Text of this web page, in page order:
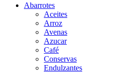
Abarrotes
Aceites
Arroz
Avenas
Azucar
Café
Conservas
Endulzantes